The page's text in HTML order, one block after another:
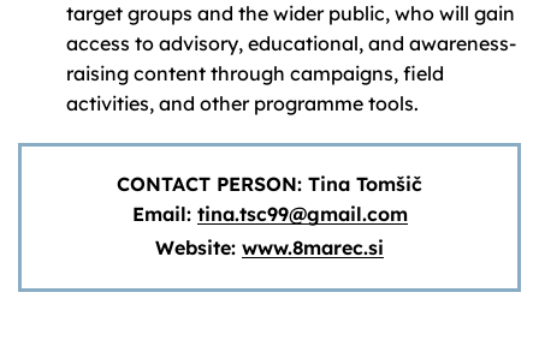
target groups and the wider public, who will gain
access to advisory, educational, and awareness-
raising content through campaigns, field
activities, and other programme tools.
CONTACT PERSON: Tina Tomšič
Email: tina.tsc99@gmail.com
Website: www.8marec.si